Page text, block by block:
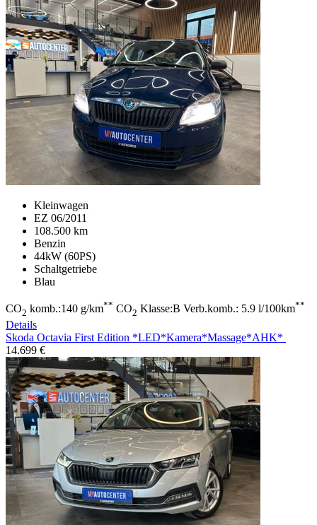
Kleinwagen
EZ 06/2011
108.500 km
Benzin
44kW (60PS)
Schaltgetriebe
Blau
CO2 komb.:140 g/km** CO2 Klasse:B Verb.komb.: 5.9 l/100km**
Details
Skoda Octavia First Edition *LED*Kamera*Massage*AHK*
14.699 €